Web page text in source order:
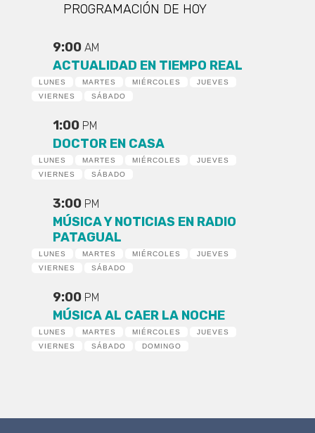
PROGRAMACIÓN DE HOY
9:00 AM
ACTUALIDAD EN TIEMPO REAL
LUNES MARTES MIÉRCOLES
JUEVES
VIERNES
SÁBADO
1:00 PM
DOCTOR EN CASA
LUNES MARTES MIÉRCOLES
JUEVES
VIERNES
SÁBADO
3:00 PM
MÚSICA Y NOTICIAS EN RADIO
PATAGUAL
LUNES MARTES MIÉRCOLES
JUEVES
VIERNES
SÁBADO
9:00 PM
MÚSICA AL CAER LA NOCHE
LUNES MARTES MIÉRCOLES
JUEVES
VIERNES
SÁBADO DOMINGO